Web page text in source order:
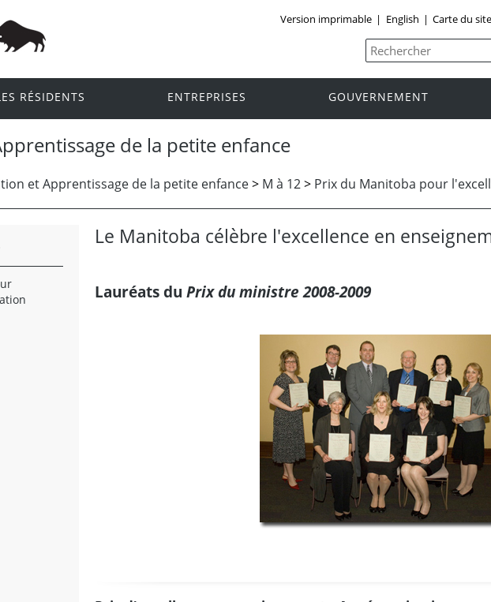
Version imprimable | English | Carte du site
RÉSIDENTS ENTREPRISES GOUVERNEMENT
de la petite enfance
et Apprentissage de la petite enfance> M à 12> Prix du Manitoba pour
Le Manitoba célèbre l'excellence en
Lauréats du Prix du ministre 2008-2009